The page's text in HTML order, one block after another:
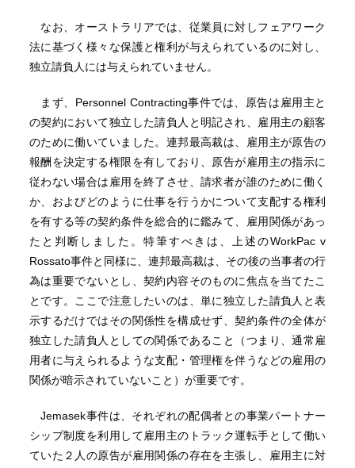
なお、オーストラリアでは、従業員に対しフェアワーク
法に基づく様々な保護と権利が与えられているのに対し、
独立請負人には与えられていません。
まず、Personnel Contracting事件では、原告は雇用主と
の契約において独立した請負人と明記され、雇用主の顧客
のために働いていました。連邦最高裁は、雇用主が原告の
報酬を決定する権限を有しており、原告が雇用主の指示に
従わない場合は雇用を終了させ、請求者が誰のために働く
か、およびどのように仕事を行うかについて支配する権利
を有する等の契約条件を総合的に鑑みて、雇用関係があっ
たと判断しました。特筆すべきは、上述のWorkPac v
Rossato事件と同様に、連邦最高裁は、その後の当事者の行
為は重要でないとし、契約内容そのものに焦点を当てたこ
とです。ここで注意したいのは、単に独立した請負人と表
示するだけではその関係性を構成せず、契約条件の全体が
独立した請負人としての関係であること（つまり、通常雇
用者に与えられるような支配・管理権を伴うなどの雇用の
関係が暗示されていないこと）が重要です。
Jemasek事件は、それぞれの配偶者との事業パートナー
シップ制度を利用して雇用主のトラック運転手として働い
ていた２人の原告が雇用関係の存在を主張し、雇用主に対